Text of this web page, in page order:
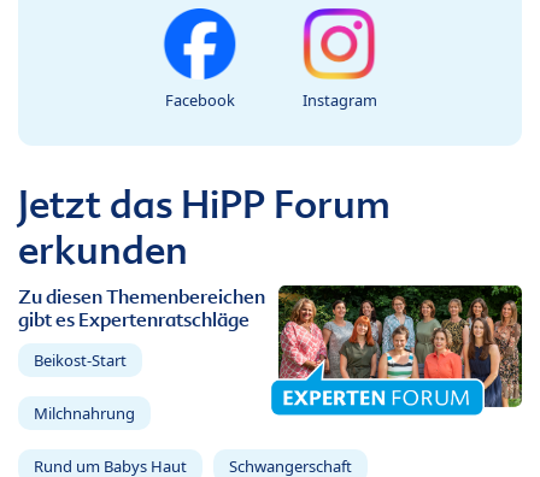
Facebook Instagram
Jetzt das HiPP Forum
erkunden
Zu diesen Themenbereichen
gibt es Expertenratschläge
Beikost-Start
Milchnahrung
Rund um Babys Haut Schwangerschaft